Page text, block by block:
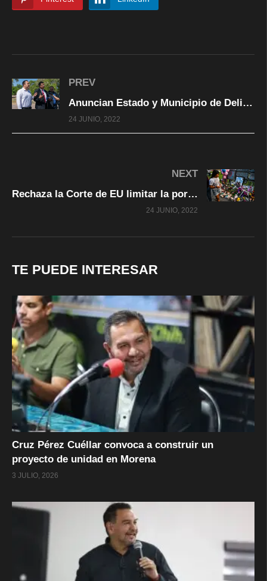
PREV
Anuncian Estado y Municipio de Delicias rehabilitación en carretera Delicias-Meoqui
24 JUNIO, 2022
NEXT
Rechaza la Corte de EU limitar la portación de armas de fuego
24 JUNIO, 2022
TE PUEDE INTERESAR
Cruz Pérez Cuéllar convoca a construir un
proyecto de unidad en Morena
3 JULIO, 2026